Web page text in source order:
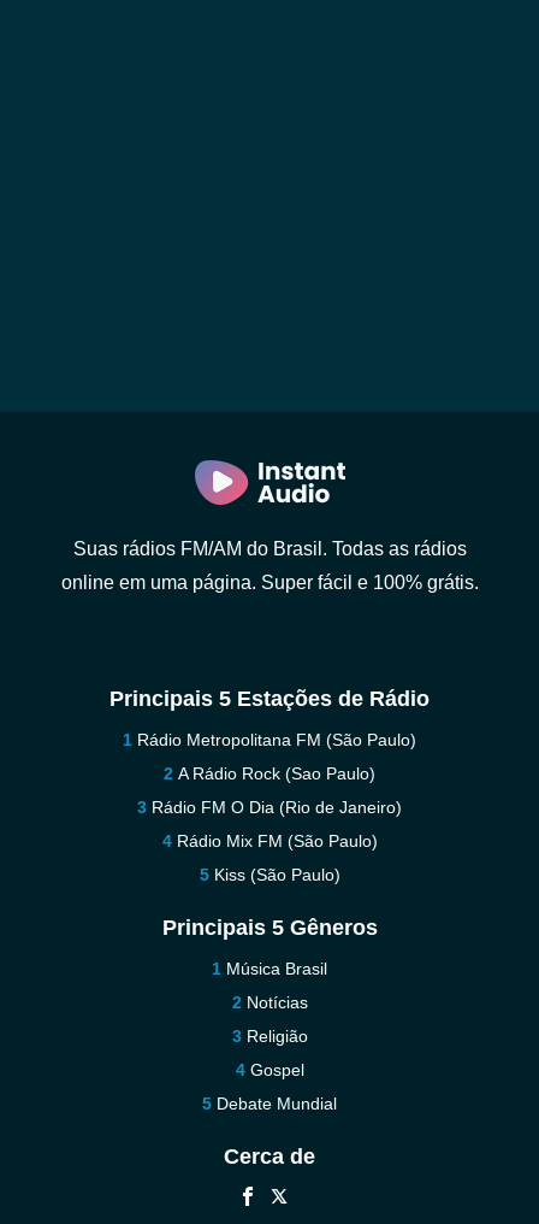
Suas rádios FM/AM do Brasil. Todas as rádios
online em uma página. Super fácil e 100% grátis.
Principais 5 Estações de Rádio
Rádio Metropolitana FM (São Paulo)
A Rádio Rock (Sao Paulo)
Rádio FM O Dia (Rio de Janeiro)
Rádio Mix FM (São Paulo)
Kiss (São Paulo)
Principais 5 Gêneros
Música Brasil
Notícias
Religião
Gospel
Debate Mundial
Cerca de